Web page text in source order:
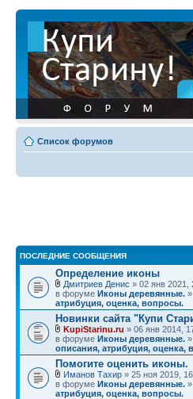
Список форумов
ПОСЛЕДНИЕ СООБЩЕНИЯ
Определение иконы
Дмитриев Денис » 02 янв 2021,
в форуме Иконы деревянные. »
атрибуция, оценка, вопросы.
Новинки сайта "Купи
KupiStarinu.ru » 06 янв 2014,
в форуме Иконы деревянные. »
описания, атрибуция, оценка,
Помогите оценить иконы.
Иманов Тахир » 25 ноя 2019,
в форуме Иконы деревянные. »
атрибуция, оценка, вопросы.